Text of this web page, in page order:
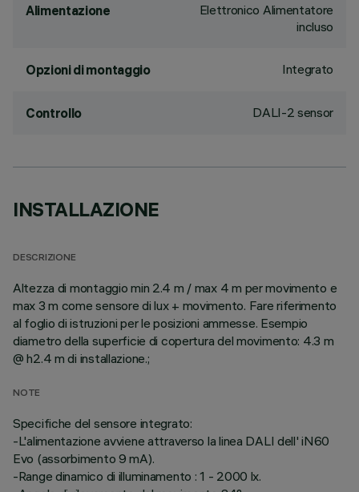
Alimentazione
Elettronico Alimentatore
incluso
Opzioni di montaggio Integrato
Controllo DALI-2 sensor
INSTALLAZIONE
DESCRIZIONE
Altezza di montaggio min 2.4 m / max 4 m per movimento e
max 3 m come sensore di lux + movimento. Fare riferimento
al foglio di istruzioni per le posizioni ammesse. Esempio
diametro della superficie di copertura del movimento: 4.3 m
@ h2.4 m di installazione.;
NOTE
Specifiche del sensore integrato:
-L'alimentazione avviene attraverso la linea DALI dell' iN60
Evo (assorbimento 9 mA).
-Range dinamico di illuminamento : 1 - 2000 lx.